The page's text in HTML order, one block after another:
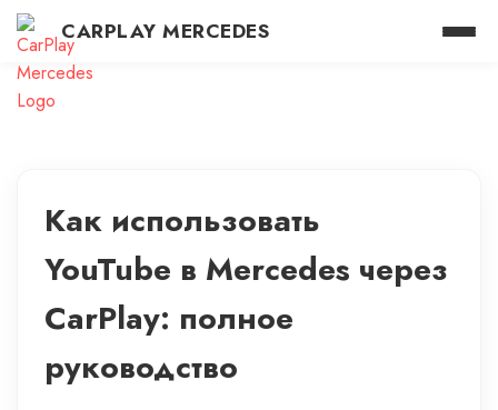
CARPLAY MERCEDES
Как использовать
YouTube в Mercedes через
CarPlay: полное
руководство